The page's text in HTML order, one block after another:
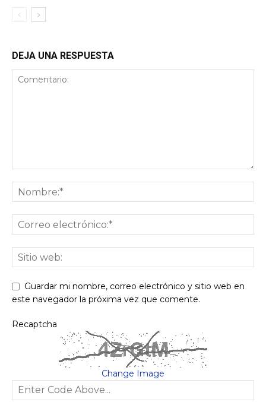
DEJA UNA RESPUESTA
Guardar mi nombre, correo electrónico y sitio web en
este navegador la próxima vez que comente.
Recaptcha
Change Image